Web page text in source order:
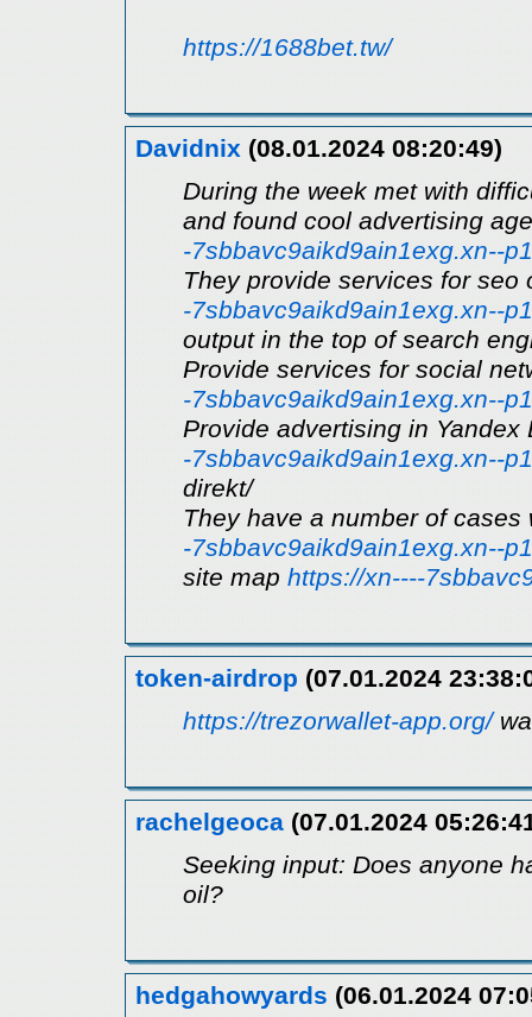
https://1688bet.tw/
Davidnix (08.01.2024 08:20:49)
During the week met with
and found cool advertising
-7sbbavc9aikd9ain1exg.xn--
They provide services for
-7sbbavc9aikd9ain1exg.xn--
output in the top of search
Provide services for social
-7sbbavc9aikd9ain1exg.xn--
Provide advertising in Yandex
-7sbbavc9aikd9ain1exg.xn--
direkt/
They have a number of
-7sbbavc9aikd9ain1exg.xn--
site map https://xn----
token-airdrop (07.01.2024
https://trezorwallet-app.org/
rachelgeoca (07.01.2024
Seeking input: Does anyone
oil?
hedgahowyards (06.01.2024